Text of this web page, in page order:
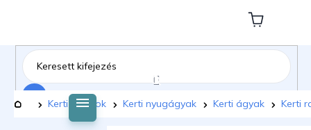
tartalomhoz
Kosár
Kezdőlap
Kerti bútorok Kerti nyugágyak Kerti ágyak Kerti